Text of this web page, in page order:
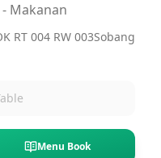
Makanan
RT 004 RW 003Sobang
Menu Book